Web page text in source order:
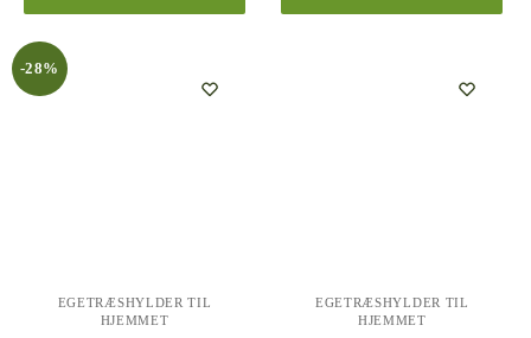
-28%
EGETRÆSHYLDER TIL
HJEMMET
EGETRÆSHYLDER TIL
HJEMMET